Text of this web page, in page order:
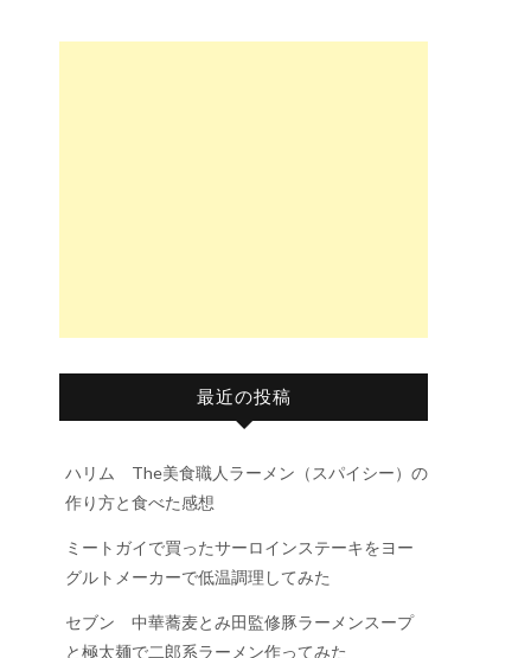
最近の投稿
ハリム The美食職人ラーメン（スパイシー）の
作り方と食べた感想
ミートガイで買ったサーロインステーキをヨー
グルトメーカーで低温調理してみた
セブン 中華蕎麦とみ田監修豚ラーメンスープ
と極太麺で二郎系ラーメン作ってみた